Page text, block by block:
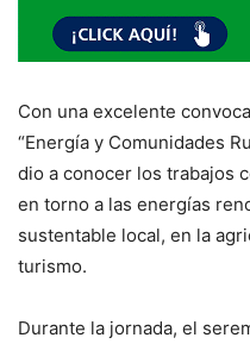
Con una excelente
“Energía y Comunidades
dio a conocer los trabajos
en torno a las energías
sustentable local, en la
turismo.
Durante la jornada, el